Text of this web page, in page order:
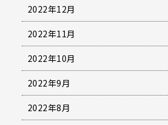
2022年12月
2022年11月
2022年10月
2022年9月
2022年8月